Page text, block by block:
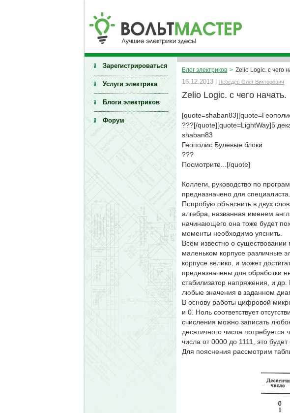
Зарегистрироваться
Услуги электрика
Блоги электриков
Форум
Блог электриков > Zelio Logic. с чего
16.12.2013 |
Лебедев Олег Викторович
Zelio Logic. с чего начать.
???[/quote][quote=LightWay]5
shaban83
Геополис Булевые блоки
???
Посмотрите...[/quote]
Коллеги, руководство по
предназначено для
Попробую объяснить в двух
алгебра, названная именем
начинающего она тоже будет
моменты необходимо уяснить.
Всем известно о
маленьком корпусе различные
корпусе велико, и может
предназначены для обработки
стабилизатор напряжения, и
любые значения в заданном
В основу работы цифровой
и 0. Ноль соответствует
счисления можно записать
десятичного числа
числа от 0000 до 1111, это
Для пояснения рассмотрим